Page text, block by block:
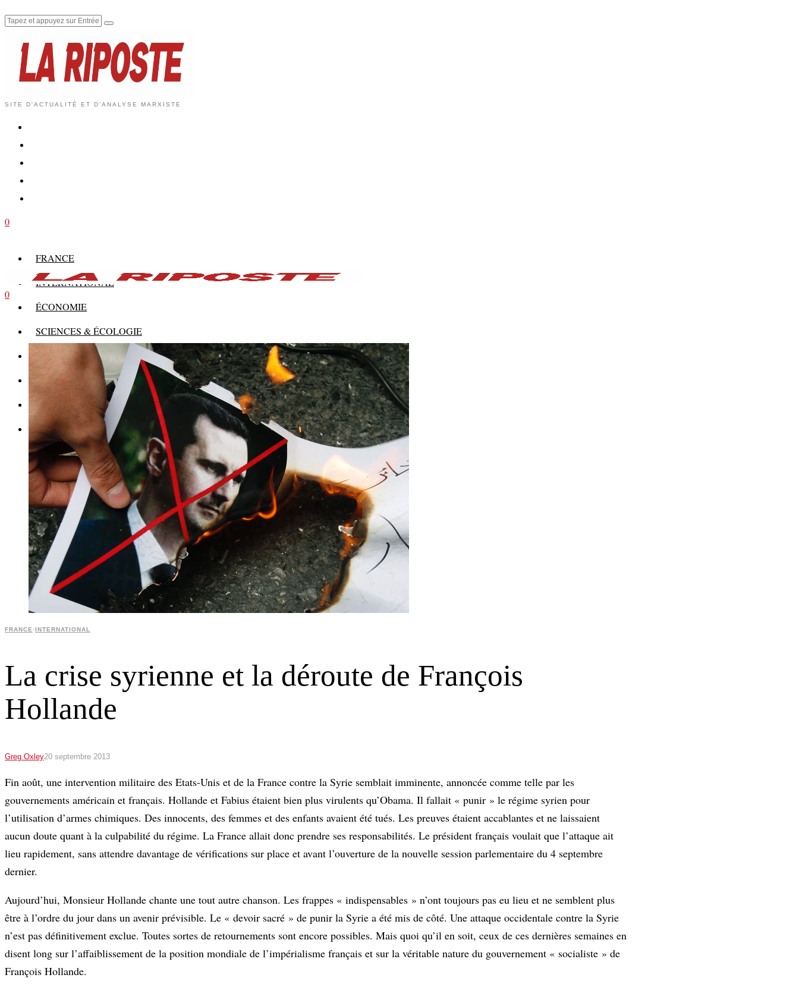
SITE D'ACTUALITÉ ET D'ANALYSE MARXISTE
0
FRANCE
INTERNATIONAL
ÉCONOMIE
SCIENCES & ÉCOLOGIE
HISTOIRE
THÉORIE
MULTIMÉDIAS
0
FRANCE·INTERNATIONAL
La crise syrienne et la déroute de François
Hollande
Greg Oxley20 septembre 2013
Fin août, une intervention militaire des Etats-Unis et de la France contre la Syrie semblait imminente, annoncée comme telle par les
gouvernements américain et français. Hollande et Fabius étaient bien plus virulents qu’Obama. Il fallait « punir » le régime syrien pour
l’utilisation d’armes chimiques. Des innocents, des femmes et des enfants avaient été tués. Les preuves étaient accablantes et ne laissaient
aucun doute quant à la culpabilité du régime. La France allait donc prendre ses responsabilités. Le président français voulait que l’attaque ait
lieu rapidement, sans attendre davantage de vérifications sur place et avant l’ouverture de la nouvelle session parlementaire du 4 septembre
dernier.
Aujourd’hui, Monsieur Hollande chante une tout autre chanson. Les frappes « indispensables » n’ont toujours pas eu lieu et ne semblent plus
être à l’ordre du jour dans un avenir prévisible. Le « devoir sacré » de punir la Syrie a été mis de côté. Une attaque occidentale contre la Syrie
n’est pas définitivement exclue. Toutes sortes de retournements sont encore possibles. Mais quoi qu’il en soit, ceux de ces dernières semaines en
disent long sur l’affaiblissement de la position mondiale de l’impérialisme français et sur la véritable nature du gouvernement « socialiste » de
François Hollande.